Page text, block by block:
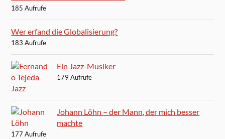
185 Aufrufe
Wer erfand die Globalisierung?
183 Aufrufe
Ein Jazz-Musiker
179 Aufrufe
Johann Löhn – der Mann, der mich besser
machte
177 Aufrufe